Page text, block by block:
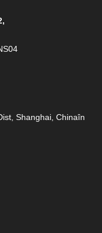
,
Shanghai, Chinaîn